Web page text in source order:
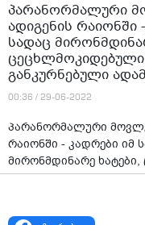
პარანორმალური
ადიგენის რაიონში
სადაც
ცეცხლმოკიდებული
განკურნებული
00:36 / 29-06-2022
პარანორმალური
რაიონში - კადრები იმ
მირონმდინარე
და სიმსივნისგან